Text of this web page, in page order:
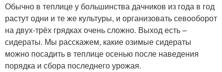
Обычно в теплице у большинства дачников из года в год
растут одни и те же культуры, и организовать севооборот
на двух-трёх грядках очень сложно. Выход есть –
сидераты. Мы расскажем, какие озимые сидераты
можно посадить в теплице осенью после наведения
порядка и сбора последнего урожая.